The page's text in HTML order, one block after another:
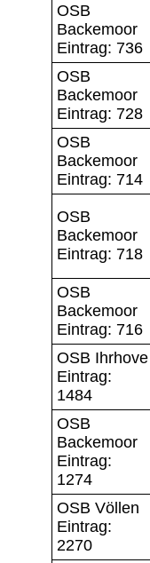
OSB
Backemoor
Eintrag: 736
OSB
Backemoor
Eintrag: 728
OSB
Backemoor
Eintrag: 714
OSB
Backemoor
Eintrag: 718
OSB
Backemoor
Eintrag: 716
OSB Ihrhove
Eintrag:
1484
OSB
Backemoor
Eintrag:
1274
OSB Völlen
Eintrag:
2270